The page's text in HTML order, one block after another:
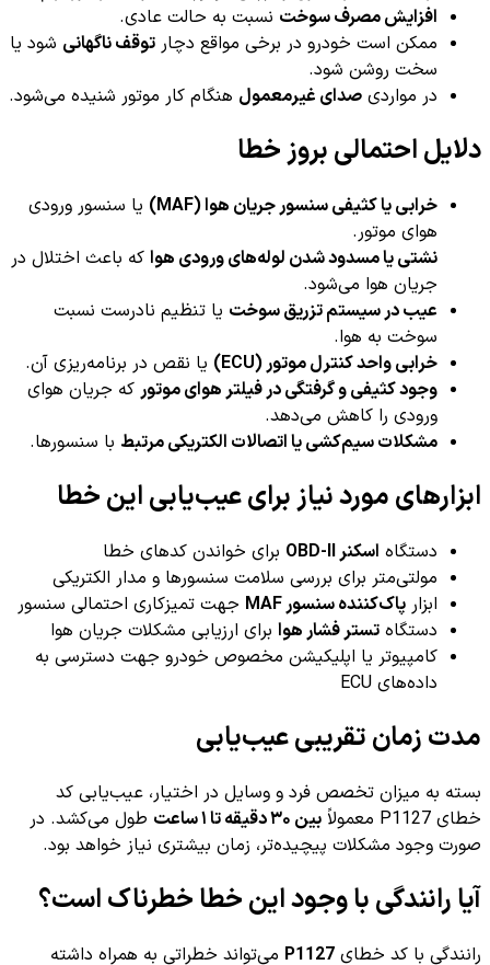
افزایش مصرف سوخت نسبت به حالت عادی.
ممکن است خودرو در برخی مواقع دچار توقف ناگهانی شود یا
سخت روشن شود.
در مواردی صدای غیرمعمول هنگام کار موتور شنیده می‌شود.
دلایل احتمالی بروز خطا
خرابی یا کثیفی سنسور جریان هوا (MAF)
یا سنسور ورودی
هوای موتور.
نشتی یا مسدود شدن لوله‌های ورودی هوا که باعث اختلال در
جریان هوا می‌شود.
عیب در سیستم تزریق سوخت یا تنظیم نادرست نسبت
سوخت به هوا.
خرابی واحد کنترل موتور (ECU)
یا نقص در برنامه‌ریزی آن.
وجود کثیفی و گرفتگی در فیلتر هوای موتور که جریان هوای
ورودی را کاهش می‌دهد.
مشکلات سیم‌کشی یا اتصالات الکتریکی مرتبط با سنسورها.
ابزارهای مورد نیاز برای عیب‌یابی این خطا
دستگاه اسکنر OBD-II
برای خواندن کدهای خطا
مولتی‌متر برای بررسی سلامت سنسورها و مدار الکتریکی
ابزار پاک‌کننده سنسور MAF
جهت تمیزکاری احتمالی سنسور
دستگاه تستر فشار هوا برای ارزیابی مشکلات جریان هوا
کامپیوتر یا اپلیکیشن مخصوص خودرو جهت دسترسی به
داده‌های ECU
مدت زمان تقریبی عیب‌یابی
بسته به میزان تخصص فرد و وسایل در اختیار، عیب‌یابی کد
خطای P1127 معمولاً
بین ۳۰ دقیقه تا ۱ ساعت
طول می‌کشد. در
صورت وجود مشکلات پیچیده‌تر، زمان بیشتری نیاز خواهد بود.
آیا رانندگی با وجود این خطا خطرناک است؟
رانندگی با کد خطای P1127 می‌تواند خطراتی به همراه داشته